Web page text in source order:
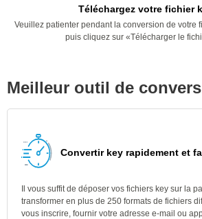
Téléchargez votre fichier
Veuillez patienter pendant la conversion de votre
puis cliquez sur «Télécharger le
Meilleur outil de
Convertir key rapidement et
Il vous suffit de déposer vos fichiers key sur la
transformer en plus de 250 formats de fichiers
vous inscrire, fournir votre adresse e-mail ou